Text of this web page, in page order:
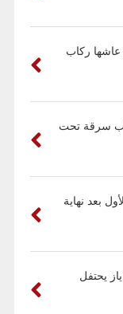
ركاب
سرقة تحت
بعد نهاية
يحتفل